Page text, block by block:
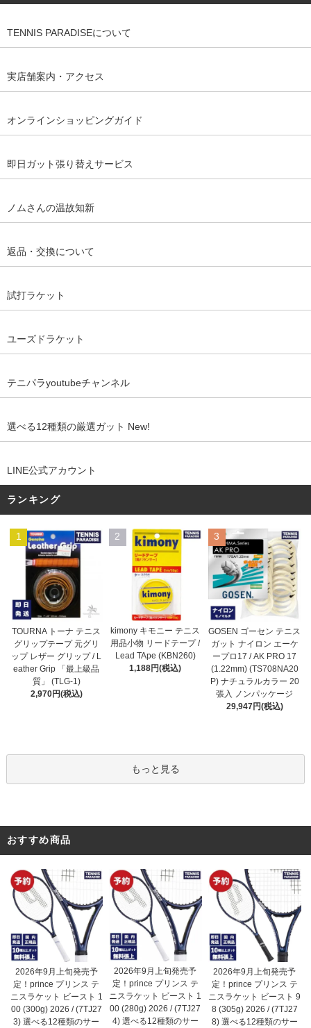
TENNIS PARADISEについて
実店舗案内・アクセス
オンラインショッピングガイド
即日ガット張り替えサービス
ノムさんの温故知新
返品・交換について
試打ラケット
ユーズドラケット
テニパラyoutubeチャンネル
選べる12種類の厳選ガット New!
LINE公式アカウント
ランキング
1
TOURNA トーナ テニス
グリップテープ 元グリ
ップ レザー グリップ / L
eather Grip 「最上級品
質」 (TLG-1)
2,970円(税込)
2
kimony キモニー テニス
用品小物 リードテープ /
Lead TApe (KBN260)
1,188円(税込)
3
GOSEN ゴーセン テニス
ガット ナイロン エーケ
ープロ17 / AK PRO 17
(1.22mm) (TS708NA20
P) ナチュラルカラー 20
張入 ノンパッケージ
29,947円(税込)
もっと見る
おすすめ商品
2026年9月上旬発売予
定！prince プリンス テ
ニスラケット ビースト 1
00 (300g) 2026 / (7TJ27
3) 選べる12種類のサー
2026年9月上旬発売予
定！prince プリンス テ
ニスラケット ビースト 1
00 (280g) 2026 / (7TJ27
4) 選べる12種類のサー
2026年9月上旬発売予
定！prince プリンス テ
ニスラケット ビースト 9
8 (305g) 2026 / (7TJ27
8) 選べる12種類のサー